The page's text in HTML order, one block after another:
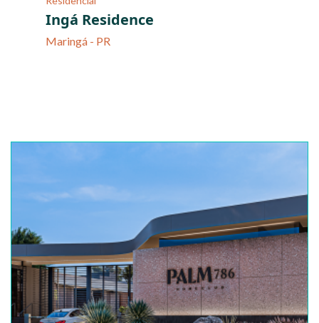
Ingá Residence
Maringá - PR